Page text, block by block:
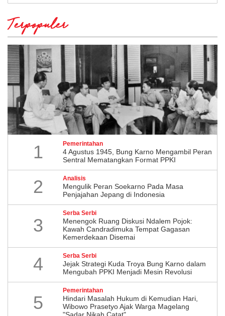
Terpopuler
1 Pemerintahan
4 Agustus 1945, Bung Karno Mengambil Peran
Sentral Mematangkan Format PPKI
2 Analisis
Mengulik Peran Soekarno Pada Masa
Penjajahan Jepang di Indonesia
3
Serba Serbi
Menengok Ruang Diskusi Ndalem Pojok:
Kawah Candradimuka Tempat Gagasan
Kemerdekaan Disemai
4 Serba Serbi
Jejak Strategi Kuda Troya Bung Karno dalam
Mengubah PPKI Menjadi Mesin Revolusi
5
Pemerintahan
Hindari Masalah Hukum di Kemudian Hari,
Wibowo Prasetyo Ajak Warga Magelang